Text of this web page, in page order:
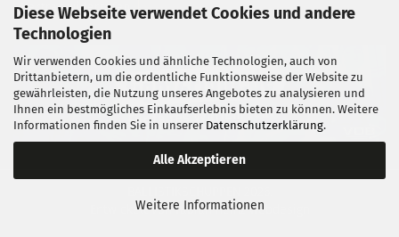
Diese Webseite verwendet Cookies und andere
Technologien
Wir verwenden Cookies und ähnliche Technologien, auch von
Drittanbietern, um die ordentliche Funktionsweise der Website zu
gewährleisten, die Nutzung unseres Angebotes zu analysieren und
Ihnen ein bestmögliches Einkaufserlebnis bieten zu können. Weitere
Informationen finden Sie in unserer Datenschutzerklärung.
Alle Akzeptieren
Weitere Informationen
Vertrag widerrufen
Entwickelt vonfabian heinz webdesign